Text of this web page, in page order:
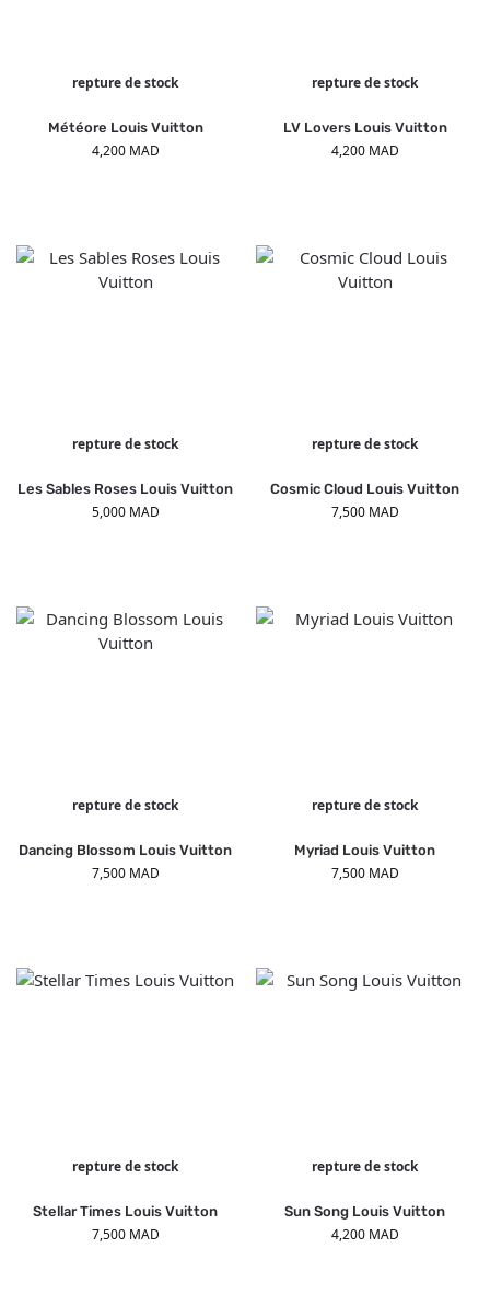
repture de stock
Météore Louis Vuitton
4,200 MAD
repture de stock
LV Lovers Louis Vuitton
4,200 MAD
repture de stock
Les Sables Roses Louis Vuitton
5,000 MAD
repture de stock
Cosmic Cloud Louis Vuitton
7,500 MAD
repture de stock
Dancing Blossom Louis Vuitton
7,500 MAD
repture de stock
Myriad Louis Vuitton
7,500 MAD
repture de stock
Stellar Times Louis Vuitton
7,500 MAD
repture de stock
Sun Song Louis Vuitton
4,200 MAD